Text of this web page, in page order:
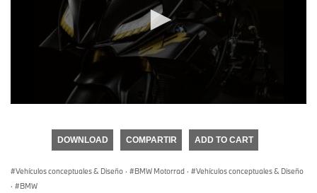
seconds
DOWNLOAD COMPARTIR ADD TO CART
Vehículos conceptuales & Diseño · BMW Motorrad ·
Vehículos conceptuales & Diseño
·
BMW